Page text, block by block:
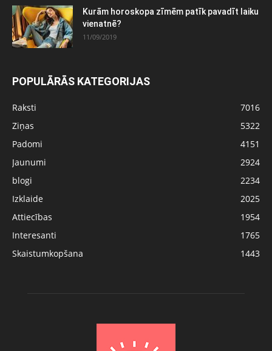
Kurām horoskopa zīmēm patīk pavadīt laiku
vienatnē?
11/09/2019
POPULĀRĀS KATEGORIJAS
Raksti
7016
Ziņas
5322
Padomi
4151
Jaunumi
2924
blogi
2234
Izklaide
2025
Attiecības
1954
Interesanti
1765
Skaistumkopšana
1443